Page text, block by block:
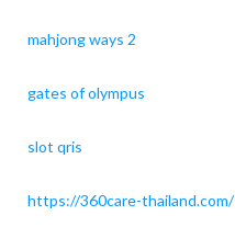
mahjong ways 2
gates of olympus
slot qris
https://360care-thailand.com/